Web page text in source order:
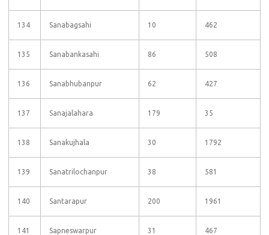
134 Sanabagsahi 10 462
135 Sanabankasahi 86 508
136 Sanabhubanpur 62 427
137 Sanajalahara 179 35
138 Sanakujhala 30 1792
139 Sanatrilochanpur 38 581
140 Santarapur 200 1961
141 Sapneswarpur 31 467